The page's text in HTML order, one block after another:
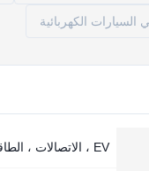
الكهربائية
EV ، الاتصالات ، الطاقة الشمسية ، دراجة نارية